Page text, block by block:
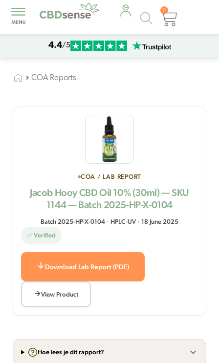
Products
search
0
Cart
4.4/5
COA Reports
COA / LAB REPORT
Jacob Hooy CBD Oil 10% (30ml) — SKU
1144 — Batch 2025-HP-X-0104
Batch 2025-HP-X-0104 · HPLC-UV · 18 June 2025
✅ Verified
Download Lab Report (PDF)
View Product
Hoe lees je dit rapport?